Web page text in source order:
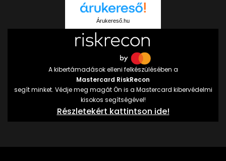
Árukereső.hu
A kibertámadások elleni felkészülésében a
Mastercard RiskRecon
segít minket. Védje meg magát Ön is a Mastercard kibervédelmi
kisokos segítségével!
Részletekért kattintson ide!